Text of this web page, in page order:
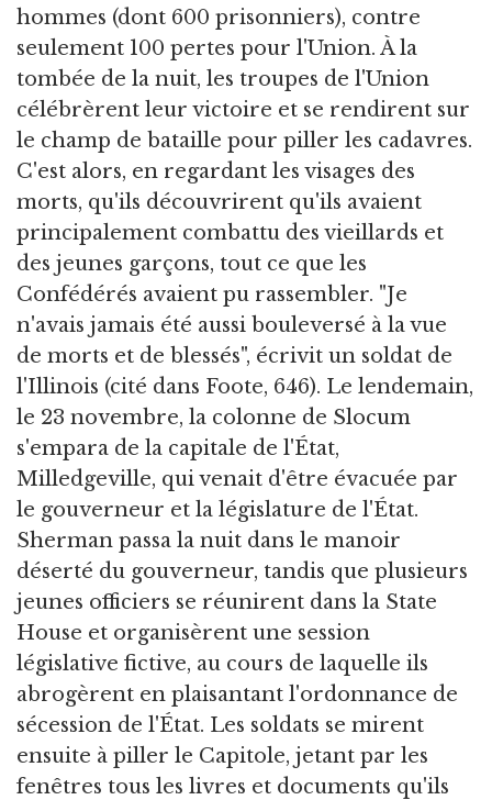
hommes (dont 600 prisonniers), contre
seulement 100 pertes pour l'Union. À la
tombée de la nuit, les troupes de l'Union
célébrèrent leur victoire et se rendirent sur
le champ de bataille pour piller les cadavres.
C'est alors, en regardant les visages des
morts, qu'ils découvrirent qu'ils avaient
principalement combattu des vieillards et
des jeunes garçons, tout ce que les
Confédérés avaient pu rassembler. "Je
n'avais jamais été aussi bouleversé à la vue
de morts et de blessés", écrivit un soldat de
l'Illinois (cité dans Foote, 646). Le lendemain,
le 23 novembre, la colonne de Slocum
s'empara de la capitale de l'État,
Milledgeville, qui venait d'être évacuée par
le gouverneur et la législature de l'État.
Sherman passa la nuit dans le manoir
déserté du gouverneur, tandis que plusieurs
jeunes officiers se réunirent dans la State
House et organisèrent une session
législative fictive, au cours de laquelle ils
abrogèrent en plaisantant l'ordonnance de
sécession de l'État. Les soldats se mirent
ensuite à piller le Capitole, jetant par les
fenêtres tous les livres et documents qu'ils